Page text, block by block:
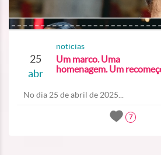
25
abr
noticias
Um marco. Uma
homenagem. Um
No dia 25 de abril de 2025...
7